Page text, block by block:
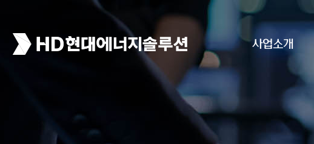
사업소개